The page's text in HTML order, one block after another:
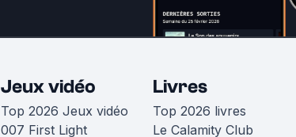
Jeux vidéo
Top 2026 Jeux vidéo
007 First Light
Livres
Top 2026 livres
Le Calamity Club